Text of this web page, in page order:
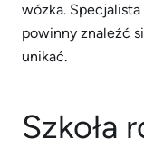
wózka.
powinny znaleźć
unikać.
Szkoła